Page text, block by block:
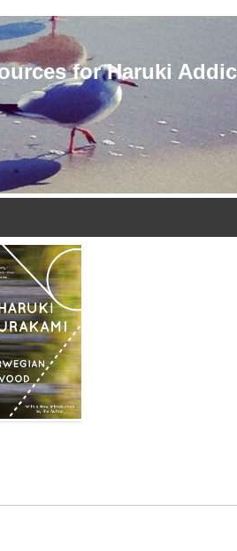
for Haruki